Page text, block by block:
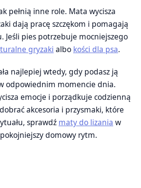
pełnią inne role. Mata wycisza
dają pracę szczękom i pomagają
Jeśli pies potrzebuje mocniejszego
gryzaki albo kości dla psa.
najlepiej wtedy, gdy podasz ją
odpowiednim momencie dnia.
emocje i porządkuje codzienną
akcesoria i przysmaki, które
sprawdź maty do lizania w
domowy rytm.